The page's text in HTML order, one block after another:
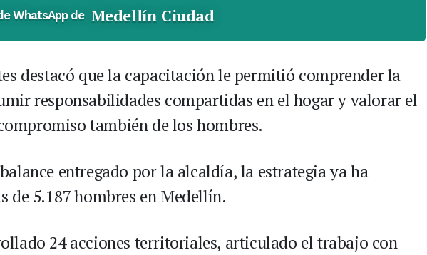
WhatsApp de Medellín Ciudad
destacó que la capacitación le permitió comprender la
responsabilidades compartidas en el hogar y valorar el
también de los hombres.
entregado por la alcaldía, la estrategia ya ha
de 5.187 hombres en Medellín.
24 acciones territoriales, articulado el trabajo con